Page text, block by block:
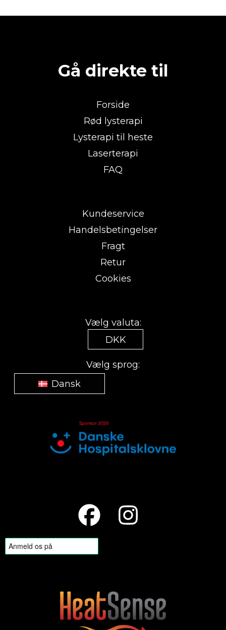
Gå direkte til
Forside
Rød lysterapi
Lysterapi til heste
Laserterapi
FAQ
Kundeservice
Handelsbetingelser
Fragt
Retur
Cookies
Vælg valuta:
DKK
Vælg sprog:
Dansk